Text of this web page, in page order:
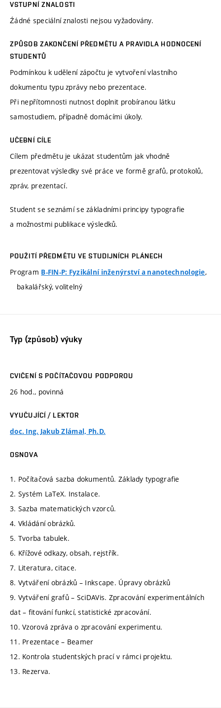
VSTUPNÍ ZNALOSTI
Źádné speciální znalosti nejsou vyžadovány.
ZPŮSOB ZAKONČENÍ PŘEDMĚTU A PRAVIDLA HODNOCENÍ
STUDENTŮ
Podmínkou k udělení zápočtu je vytvoření vlastního
dokumentu typu zprávy nebo prezentace.
Při nepřítomnosti nutnost doplnit probíranou látku
samostudiem, případně domácími úkoly.
UČEBNÍ CÍLE
Cílem předmětu je ukázat studentům jak vhodně
prezentovat výsledky své práce ve formě grafů, protokolů,
zpráv, prezentací.
Student se seznámí se základními principy typografie
a možnostmi publikace výsledků.
POUŽITÍ PŘEDMĚTU VE STUDIJNÍCH PLÁNECH
Program B-FIN-P: Fyzikální inženýrství a nanotechnologie,
bakalářský, volitelný
Typ (způsob) výuky
CVIČENÍ S POČÍTAČOVOU PODPOROU
26 hod., povinná
VYUČUJÍCÍ / LEKTOR
doc. Ing. Jakub Zlámal, Ph.D.
OSNOVA
1. Počítačová sazba dokumentů. Základy typografie
2. Systém LaTeX. Instalace.
3. Sazba matematických vzorců.
4. Vkládání obrázků.
5. Tvorba tabulek.
6. Křížové odkazy, obsah, rejstřík.
7. Literatura, citace.
8. Vytváření obrázků – Inkscape. Úpravy obrázků
9. Vytváření grafů – SciDAVis. Zpracování experimentálních
dat – fitování funkcí, statistické zpracování.
10. Vzorová zpráva o zpracování experimentu.
11. Prezentace – Beamer
12. Kontrola studentských prací v rámci projektu.
13. Rezerva.